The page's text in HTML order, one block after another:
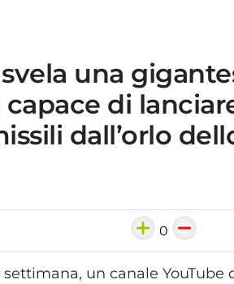
svela una
di
dall’orlo
0
settimana, un canale YouTube